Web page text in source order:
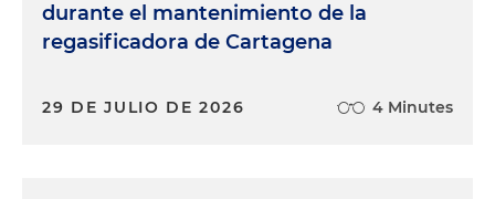
durante el mantenimiento de la
regasificadora de Cartagena
29 DE JULIO DE 2026 4 Minutes